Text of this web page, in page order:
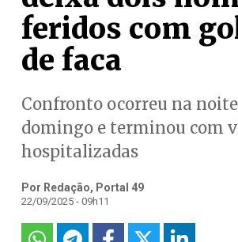
feridos com
de faca
Confronto ocorreu na
domingo e terminou com
hospitalizadas
Por Redação, Portal 49
22/09/2025 - 09h11